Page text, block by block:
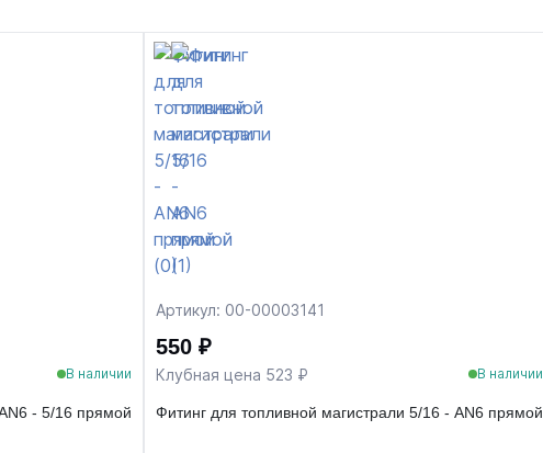
В наличии
- 5/16 прямой
Артикул: 00-00003141
550 ₽
Клубная цена 523 ₽ В наличии
Фитинг для топливной магистрали 5/16 - AN6 прямой